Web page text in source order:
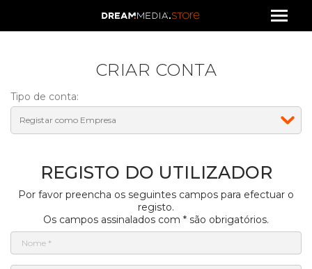
CRIAR CONTA
Tipo de conta:
REGISTO DO UTILIZADOR
Por favor preencha os seguintes campos para efectuar o
registo.
Os campos assinalados com * são obrigatórios.